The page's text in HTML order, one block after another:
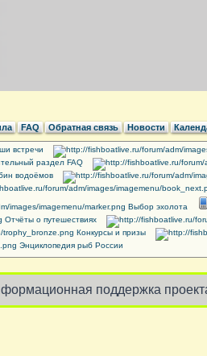
FAQ Обратная связь Новости
встречи
раздел FAQ
водоёмов
Выбор эхолота
Отчёты о путешествиях
Конкурсы и призы
Энциклопедия рыб России
поддержка